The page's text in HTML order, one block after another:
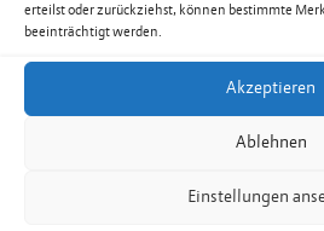
erteilst oder zurückziehst, können bestimmte
beeinträchtigt werden.
Akzeptieren
Ablehnen
Einstellungen
weiterlesen: Kurs 08B02: Yoga für
Seniorentreff Eschen-